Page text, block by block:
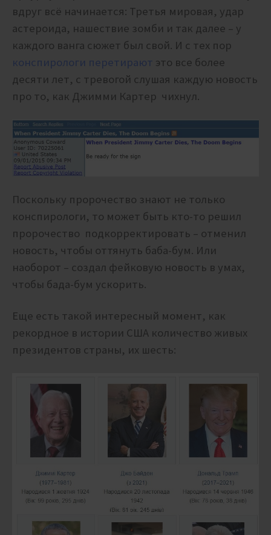
вдруг всё начинается: Третья мировая, удар
астероида, нашествие зомби и так далее – у
каждого ванга сюжет был свой. И с тех пор
конспирологи перетирают это все более
десяти лет, с тревогой слушая каждую новость
про то, как Джимми Картер чихнул.
Поскольку пророчество знают не только
конспирологи, то может быть кто-то решил
пророчество подкорректировать – отменил
новость, чтобы оттянуть баба-бум. Или
наоборот – создал фейковую новость в умах,
чтобы бада-бум ускорить.
Еще есть такой интересный момент, как
рекордное в истории США количество живых
президентов страны, их шесть: